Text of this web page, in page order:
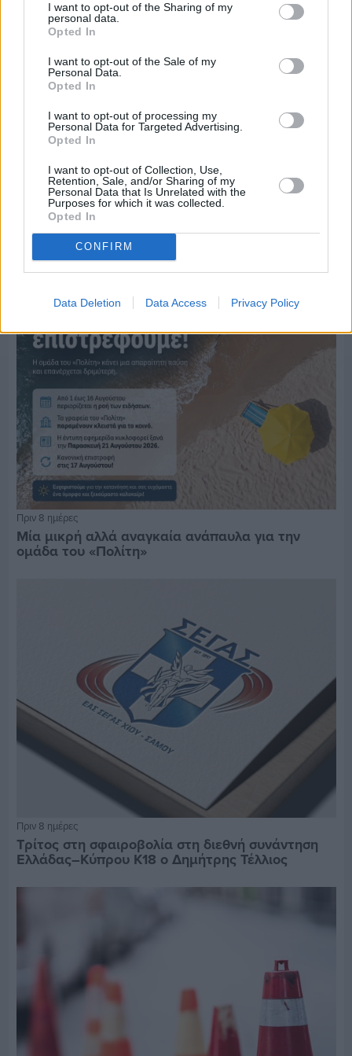
I want to opt-out of the Sharing of my
personal data.
Opted In
I want to opt-out of the Sale of my
Personal Data.
Opted In
I want to opt-out of processing my
Personal Data for Targeted Advertising.
Opted In
I want to opt-out of Collection, Use,
Retention, Sale, and/or Sharing of my
Personal Data that Is Unrelated with the
Purposes for which it was collected.
Opted In
CONFIRM
Data Deletion Data Access Privacy Policy
Πριν 5 ημέρες
Ο καιρός στη Χίο, σήμερα 3 Αυγούστου 2026
Πριν 8 ημέρες
Μία μικρή αλλά αναγκαία ανάπαυλα για την
ομάδα του «Πολίτη»
Πριν 8 ημέρες
Τρίτος στη σφαιροβολία στη διεθνή συνάντηση
Ελλάδας–Κύπρου Κ18 ο Δημήτρης Τέλλιος